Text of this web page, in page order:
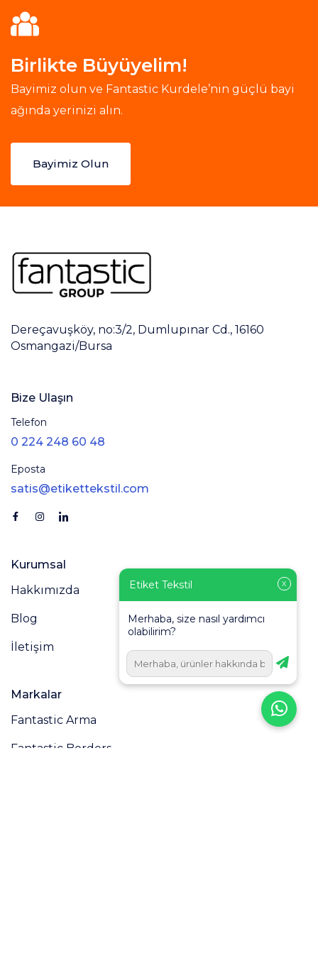
Birlikte Büyüyelim!
Bayimiz olun ve Fantastic Kurdele’nin güçlü bayi
ağında yerinizi alın.
Bayimiz Olun
Dereçavuşköy, no:3/2, Dumlupınar Cd., 16160
Osmangazi/Bursa
Bize Ulaşın
Telefon
0 224 248 60 48
Eposta
satis@etikettekstil.com
Kurumsal
Hakkımızda
Blog
İletişim
Markalar
Fantastic Arma
Fantastic Borders
X
Etiket Tekstil
Merhaba, size nasıl yardımcı
olabilirim?